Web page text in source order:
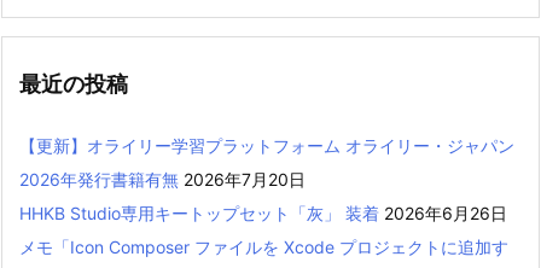
最近の投稿
【更新】オライリー学習プラットフォーム オライリー・ジャパン
2026年発行書籍有無 2026年7月20日
HHKB Studio専用キートップセット「灰」 装着 2026年6月26日
メモ「Icon Composer ファイルを Xcode プロジェクトに追加す